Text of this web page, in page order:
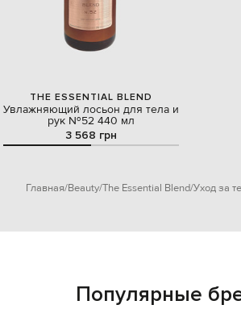
THE ESSENTIAL BLEND
Увлажняющий лосьон для тела и
рук №52 440 мл
3 568 грн
Главная Beauty The Essential Blend Уход за
Популярные